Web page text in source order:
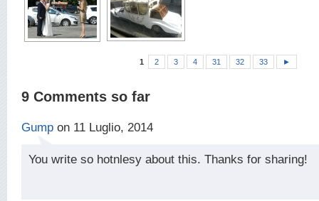
1 2 3 4 31 32 33 ►
9 Comments so far
Gump on 11 Luglio, 2014
You write so hotnlesy about this. Thanks for sharing!